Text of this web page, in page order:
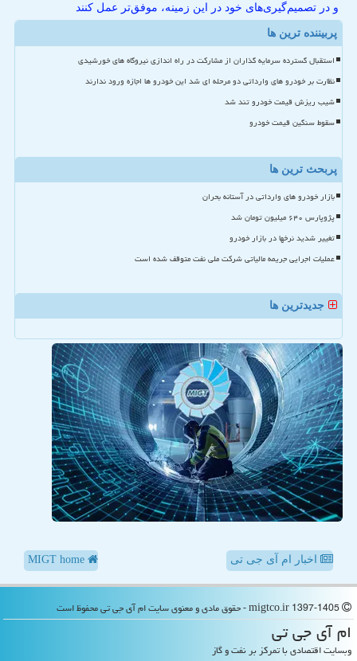
و در تصمیم‌گیری‌های خود در این زمینه، موفق‌تر عمل کنند
پربیننده ترین ها
استقبال گسترده سرمایه گذاران از مشارکت در راه اندازی نیروگاه های خورشیدی
نظارت بر خودرو های وارداتی دو مرحله ای شد این خودرو ها اجازه ورود ندارند
شیب ریزش قیمت خودرو تند شد
سقوط سنگین قیمت خودرو
پربحث ترین ها
بازار خودرو های وارداتی در آستانه بحران
پژوپارس ۶۴۰ میلیون تومان شد
تغییر شدید نرخها در بازار خودرو
عملیات اجرایی جریمه مالیاتی شرکت ملی نفت متوقف شده است
جدیدترین ها
اخبار ام آی جی تی
ام آی جی تی
وبسایت اقتصادی با تمرکز بر نفت و گاز